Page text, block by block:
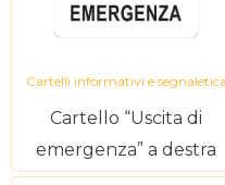
Cartelli informativi e segnaletica
Cartello “Uscita di
emergenza” a destra